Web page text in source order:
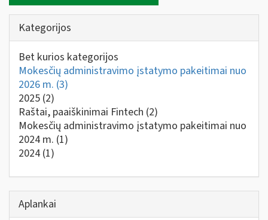
Kategorijos
Bet kurios kategorijos
Mokesčių administravimo įstatymo pakeitimai nuo
2026 m. (3)
2025 (2)
Raštai, paaiškinimai Fintech (2)
Mokesčių administravimo įstatymo pakeitimai nuo
2024 m. (1)
2024 (1)
Aplankai